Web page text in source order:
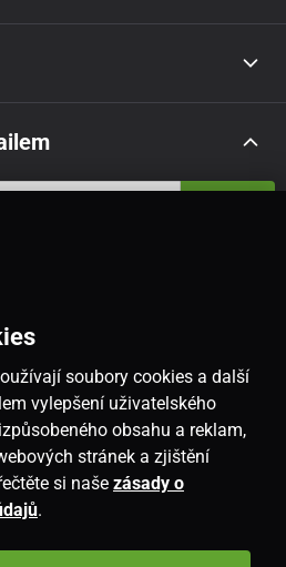
soubory cookies a další
vylepšení uživatelského
obsahu a reklam,
stránek a zjištění
si naše zásady o
.